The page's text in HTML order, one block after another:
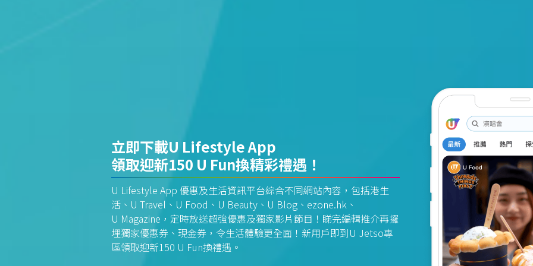
立即下載U Lifestyle App
領取迎新150 U Fun換精彩禮遇！
U Lifestyle App 優惠及生活資訊平台綜合不同網站內容，包括港生
活、U Travel、U Food、U Beauty、U Blog、ezone.hk、
U Magazine，定時放送超強優惠及獨家影片節目！睇完編輯推介再攞
埋獨家優惠券、現金券，令生活體驗更全面！新用戶即到U Jetso專
區領取迎新150 U Fun換禮遇。